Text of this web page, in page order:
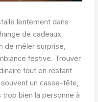
lentement dans
de cadeaux
de mêler surprise,
festive. Trouver
tout en restant
un casse-tête,
bien la personne à